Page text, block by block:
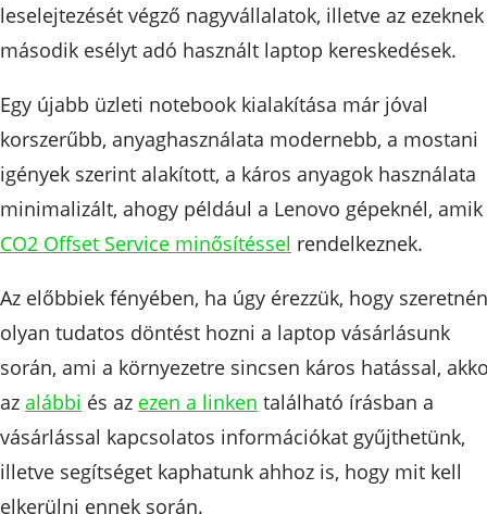
leselejtezését végző nagyvállalatok, illetve az ezeknek
második esélyt adó használt laptop kereskedések.
Egy újabb üzleti notebook kialakítása már jóval
korszerűbb, anyaghasználata modernebb, a mostani
igények szerint alakított, a káros anyagok használata
minimalizált, ahogy például a Lenovo gépeknél, amik
CO2 Offset Service minősítéssel rendelkeznek.
Az előbbiek fényében, ha úgy érezzük, hogy
olyan tudatos döntést hozni a laptop vásárlásunk
során, ami a környezetre sincsen káros hatással,
az alábbi és az ezen a linken található írásban a
vásárlással kapcsolatos információkat gyűjthetünk,
illetve segítséget kaphatunk ahhoz is, hogy mit kell
elkerülni ennek során.